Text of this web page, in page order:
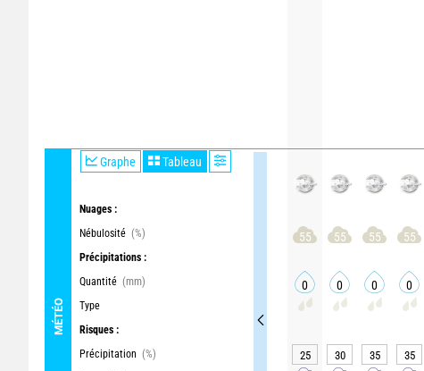
MÉTÉO
Graphe Tableau
Nuages :
Nébulosité (%)
Précipitations :
Quantité (mm)
Type
Risques :
Précipitation (%)
55 55 55 55
0 0 0 0
25 30 35 35